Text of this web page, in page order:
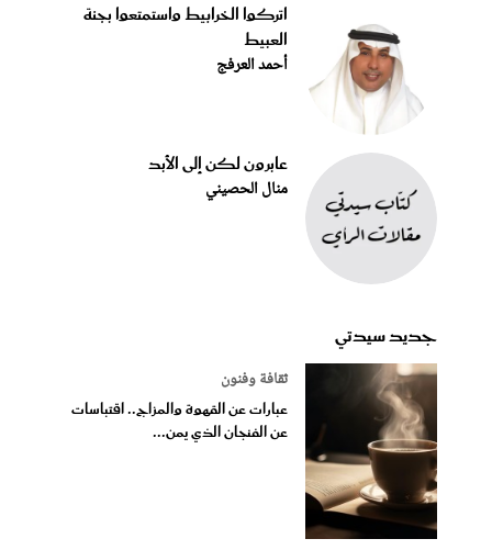
اتركوا الخرابيط واستمتعوا بجنة
العبيط
أحمد العرفج
عابرون لكن إلى الأبد
منال الحصيني
جديد سيدتي
ثقافة وفنون
عبارات عن القهوة والمزاج.. اقتباسات
عن الفنجان الذي يمن...